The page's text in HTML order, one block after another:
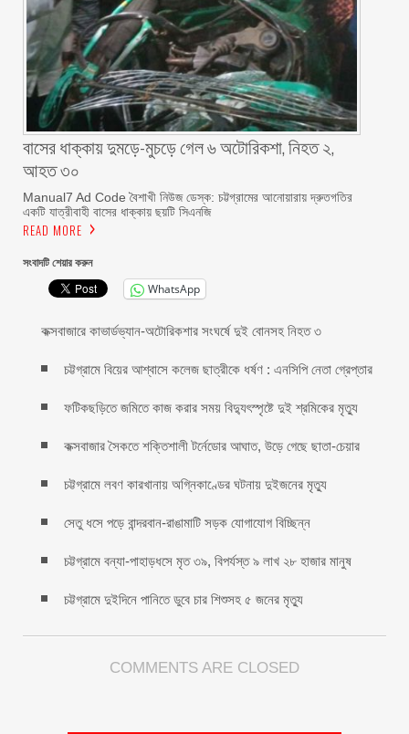
বাসের ধাক্কায় দুমড়ে-মুচড়ে গেল ৬ অটোরিকশা, নিহত ২,
আহত ৩০
Manual7 Ad Code বৈশাখী নিউজ ডেস্ক: চট্টগ্রামের আনোয়ারায় দ্রুতগতির
একটি যাত্রীবাহী বাসের ধাক্কায় ছয়টি সিএনজি
READ MORE
সংবাদটি শেয়ার করুন
WhatsApp
কক্সবাজারে কাভার্ডভ্যান-অটোরিকশার সংঘর্ষে দুই বোনসহ নিহত ৩
চট্টগ্রামে বিয়ের আশ্বাসে কলেজ ছাত্রীকে ধর্ষণ : এনসিপি নেতা গ্রেপ্তার
ফটিকছড়িতে জমিতে কাজ করার সময় বিদ্যুৎস্পৃষ্টে দুই শ্রমিকের মৃত্যু
কক্সবাজার সৈকতে শক্তিশালী টর্নেডোর আঘাত, উড়ে গেছে ছাতা-চেয়ার
চট্টগ্রামে লবণ কারখানায় অগ্নিকাণ্ডের ঘটনায় দুইজনের মৃত্যু
সেতু ধসে পড়ে বান্দরবান-রাঙামাটি সড়ক যোগাযোগ বিচ্ছিন্ন
চট্টগ্রামে বন্যা-পাহাড়ধসে মৃত ৩৯, বিপর্যস্ত ৯ লাখ ২৮ হাজার মানুষ
চট্টগ্রামে দুইদিনে পানিতে ডুবে চার শিশুসহ ৫ জনের মৃত্যু
COMMENTS ARE CLOSED